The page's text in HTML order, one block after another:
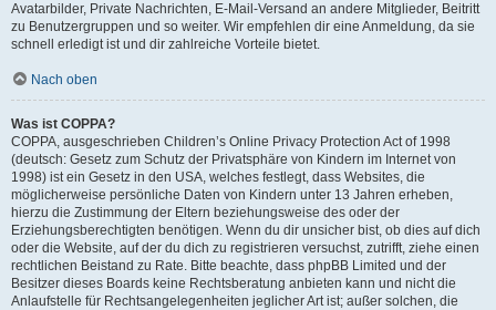
Avatarbilder, Private Nachrichten, E-Mail-Versand an andere Mitglieder, Beitritt
zu Benutzergruppen und so weiter. Wir empfehlen dir eine Anmeldung, da sie
schnell erledigt ist und dir zahlreiche Vorteile bietet.
Nach oben
Was ist COPPA?
COPPA, ausgeschrieben Children’s Online Privacy Protection Act of 1998
(deutsch: Gesetz zum Schutz der Privatsphäre von Kindern im Internet von
1998) ist ein Gesetz in den USA, welches festlegt, dass Websites, die
möglicherweise persönliche Daten von Kindern unter 13 Jahren erheben,
hierzu die Zustimmung der Eltern beziehungsweise des oder der
Erziehungsberechtigten benötigen. Wenn du dir unsicher bist, ob dies auf dich
oder die Website, auf der du dich zu registrieren versuchst, zutrifft, ziehe einen
rechtlichen Beistand zu Rate. Bitte beachte, dass phpBB Limited und der
Besitzer dieses Boards keine Rechtsberatung anbieten kann und nicht die
Anlaufstelle für Rechtsangelegenheiten jeglicher Art ist; außer solchen, die